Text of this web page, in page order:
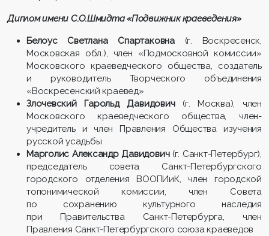
Диплом имени С.О.Шмидта «Подвижник краеведения»
Белоус Светлана Спартаковна(г. Воскресенск,
Московская обл.), член «Подмосковной комиссии»
Московского краеведческого общества, создатель
и руководитель Творческого объединения
«Воскресенский краевед»
Злочевский Гарольд Давидович(г. Москва), член
Московского краеведческого общества, член-
учредитель и член Правления Общества изучения
русской усадьбы
Марголис Александр Давидович(г. Санкт-Петербург),
председатель совета Санкт-Петербургского
городского отделения ВООПИиК, член городской
топонимической комиссии, член Совета
по сохранению культурного наследия
при Правительства Санкт-Петербурга, член
Правления Санкт-Петербургского союза краеведов